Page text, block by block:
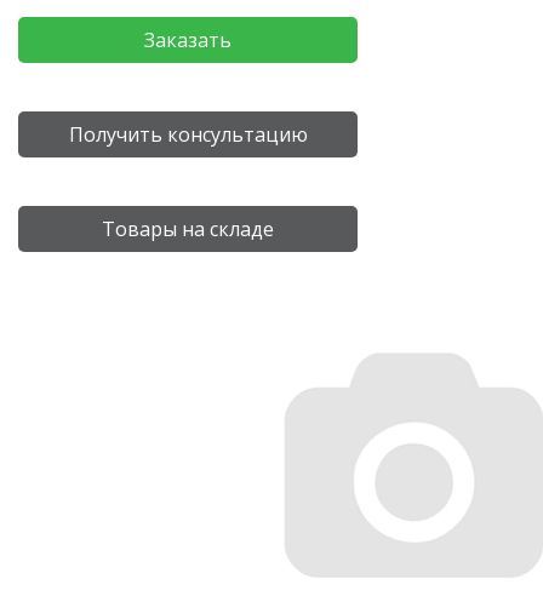
Заказать
Получить консультацию
Товары на складе